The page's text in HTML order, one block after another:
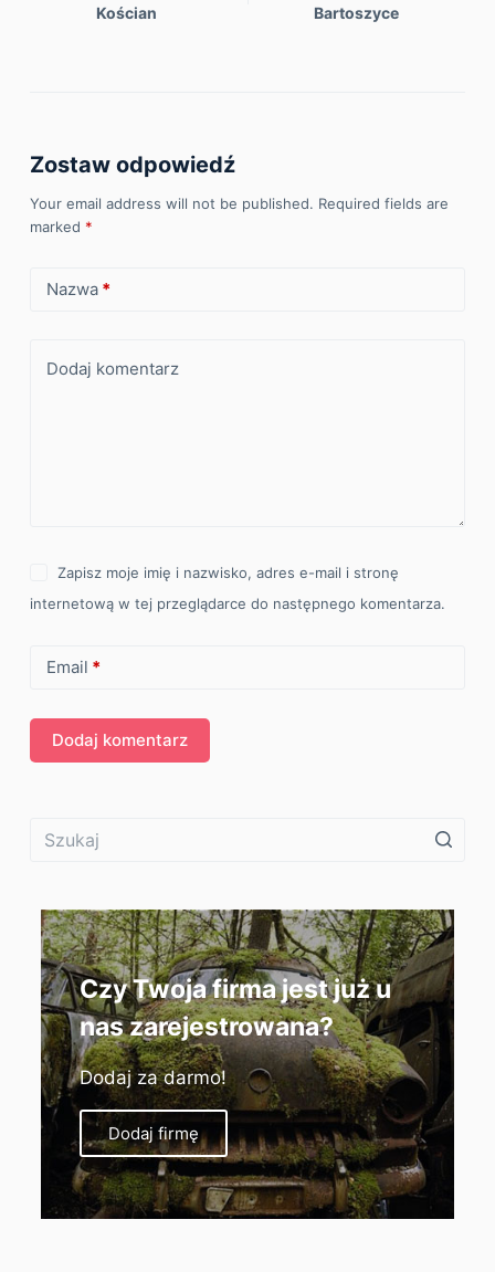
Kościan
Bartoszyce
Zostaw odpowiedź
Your email address will not be published. Required fields are
marked *
Nazwa*
Dodaj komentarz
Zapisz moje imię i nazwisko, adres e-mail i stronę
internetową w tej przeglądarce do następnego komentarza.
Email *
Dodaj komentarz
Czy Twoja firma jest już u
nas zarejestrowana?
Dodaj za darmo!
Dodaj firmę